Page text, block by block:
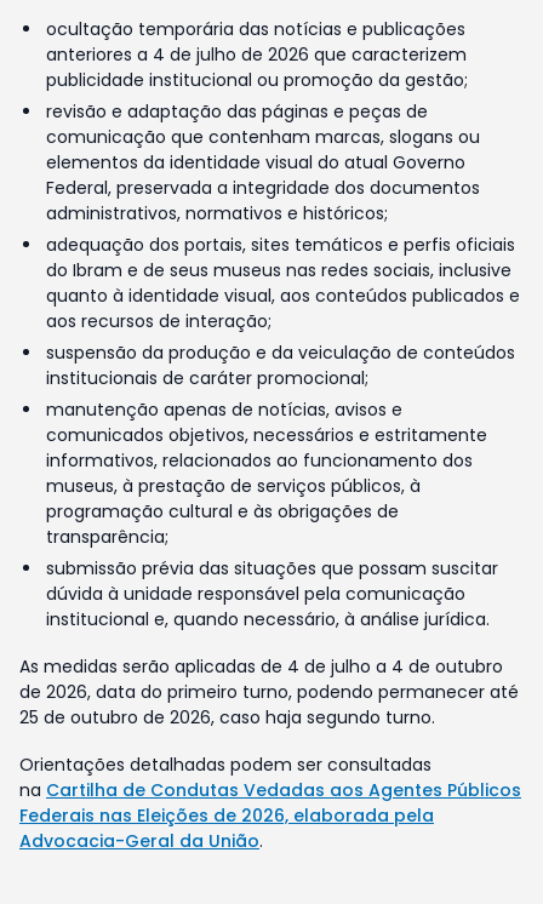
ocultação temporária das notícias e publicações
anteriores a 4 de julho de 2026 que caracterizem
publicidade institucional ou promoção da gestão;
revisão e adaptação das páginas e peças de
comunicação que contenham marcas, slogans ou
elementos da identidade visual do atual Governo
Federal, preservada a integridade dos documentos
administrativos, normativos e históricos;
adequação dos portais, sites temáticos e perfis oficiais
do Ibram e de seus museus nas redes sociais, inclusive
quanto à identidade visual, aos conteúdos publicados e
aos recursos de interação;
suspensão da produção e da veiculação de conteúdos
institucionais de caráter promocional;
manutenção apenas de notícias, avisos e
comunicados objetivos, necessários e estritamente
informativos, relacionados ao funcionamento dos
museus, à prestação de serviços públicos, à
programação cultural e às obrigações de
transparência;
submissão prévia das situações que possam suscitar
dúvida à unidade responsável pela comunicação
institucional e, quando necessário, à análise jurídica.
As medidas serão aplicadas de 4 de julho a 4 de outubro
de 2026, data do primeiro turno, podendo permanecer até
25 de outubro de 2026, caso haja segundo turno.
Orientações detalhadas podem ser consultadas
na Cartilha de Condutas Vedadas aos Agentes Públicos
Federais nas Eleições de 2026, elaborada pela
Advocacia-Geral da União.